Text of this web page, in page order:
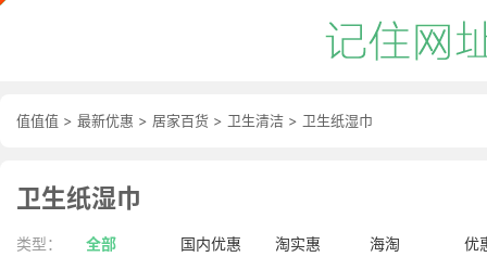
值值值 > 最新优惠 > 居家百货 > 卫生清洁 > 卫生纸湿巾
卫生纸湿巾
类型： 全部 国内优惠 淘实惠 海淘 优